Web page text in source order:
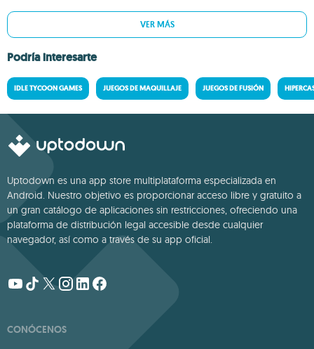
VER MÁS
Podría interesarte
IDLE TYCOON GAMES JUEGOS DE MAQUILLAJE JUEGOS DE FUSIÓN
Uptodown es una app store multiplataforma especializada en
Android. Nuestro objetivo es proporcionar acceso libre y gratuito a
un gran catálogo de aplicaciones sin restricciones, ofreciendo una
plataforma de distribución legal accesible desde cualquier
navegador, así como a través de su app oficial.
CONÓCENOS